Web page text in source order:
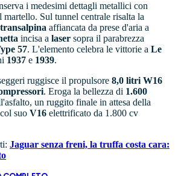
i medesimi dettagli metallici con
martello. Sul tunnel centrale risalta la
transalpina affiancata da prese d'aria a
incisa a laser sopra il parabrezza
57. L'elemento celebra le vittorie a Le
1937 e 1939.
ruggisce il propulsore 8,0 litri W16
. Eroga la bellezza di 1.600
un ruggito finale in attesa della
col suo V16 elettrificato da 1.800 cv
Jaguar senza freni, la truffa costa cara: